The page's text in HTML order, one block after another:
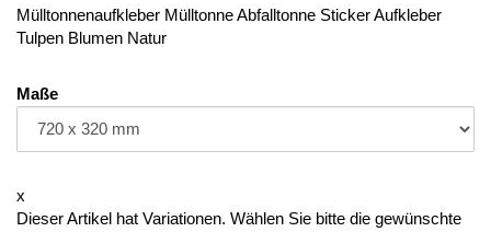
Mülltonnenaufkleber Mülltonne Abfalltonne Sticker Aufkleber
Tulpen Blumen Natur
Maße
x
Dieser Artikel hat Variationen. Wählen Sie bitte die gewünschte